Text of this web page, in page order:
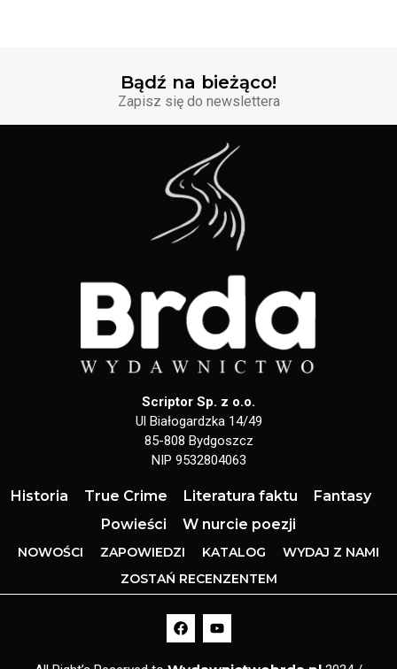
Bądź na bieżąco!
Zapisz się do newslettera
Scriptor Sp. z o.o.
Ul Białogardzka 14/49
85-808 Bydgoszcz
NIP 9532804063
Historia True Crime Literatura faktu
Fantasy
Powieści
W nurcie poezji
NOWOŚCI ZAPOWIEDZI KATALOG
WYDAJ Z NAMI
ZOSTAŃ RECENZENTEM